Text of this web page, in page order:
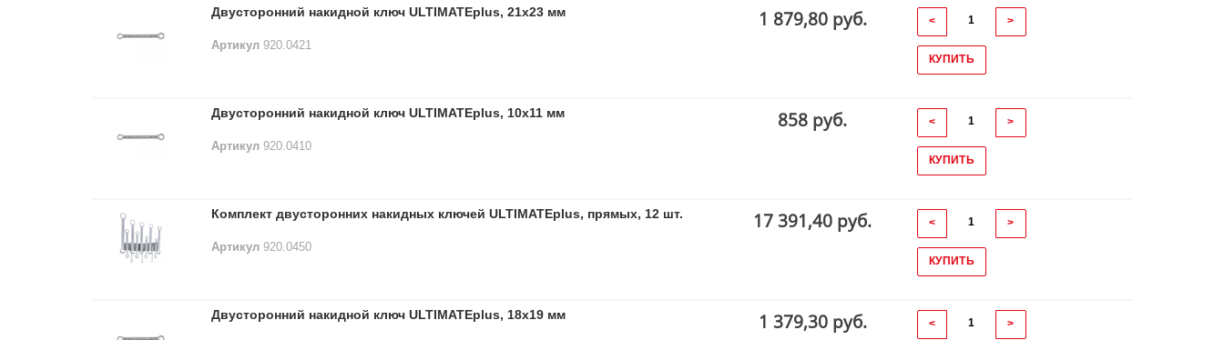
Двусторонний накидной ключ ULTIMATEplus, 21x23 мм
Артикул 920.0421
1 879,80 руб. < >
КУПИТЬ
Двусторонний накидной ключ ULTIMATEplus, 10x11 мм
Артикул 920.0410
858 руб. < >
КУПИТЬ
Комплект двусторонних накидных ключей ULTIMATEplus, прямых, 12 шт.
Артикул 920.0450
17 391,40 руб. < >
КУПИТЬ
Двусторонний накидной ключ ULTIMATEplus, 18x19 мм 1 379,30 руб. < >